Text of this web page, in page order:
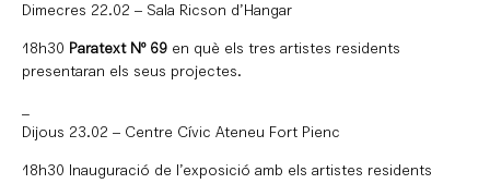
Dimecres 22.02 – Sala Ricson d’Hangar
18h30 Paratext Nº 69 en què els tres artistes residents
presentaran els seus projectes.
Dijous 23.02 – Centre Cívic Ateneu Fort Pienc
18h30 Inauguració de l’exposició amb els artistes residents